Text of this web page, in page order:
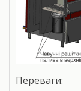
Переваги: